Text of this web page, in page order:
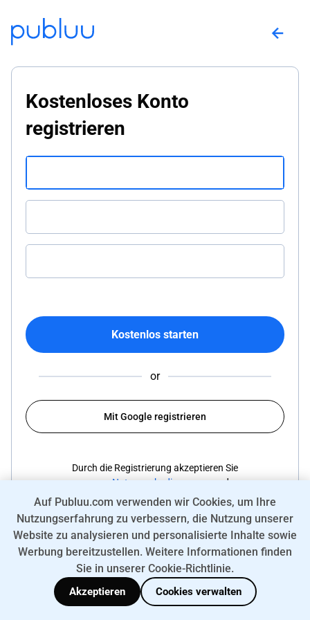
Kostenloses Konto
registrieren
Kostenlos starten
or
Mit Google registrieren
Durch die Registrierung akzeptieren Sie
unsereNutzungsbedingungenund
Datenschutzerklärung
Auf Publuu.com verwenden wir Cookies, um Ihre
Nutzungserfahrung zu verbessern, die Nutzung unserer
Website zu analysieren und personalisierte Inhalte sowie
Werbung bereitzustellen. Weitere Informationen finden
Sie in unserer Cookie-Richtlinie.
Akzeptieren Cookies verwalten